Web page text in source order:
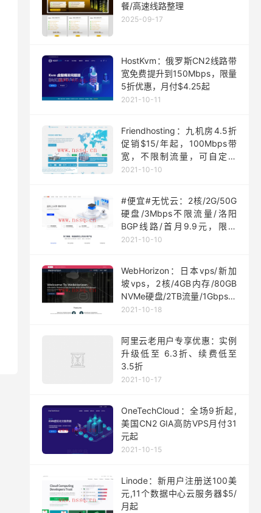
餐/高速线路整理
2025-09-17
HostKvm：俄罗斯CN2线路带
宽免费提升到150Mbps，限量
5折优惠，月付$4.25起
2021-10-11
Friendhosting：九机房4.5折
促销$15/年起，100Mbps带
宽，不限制流量，可自定义
ISO
2021-10-10
#便宜#无忧云：2核/2G/50G
硬盘/3Mbps不限流量/洛阳
BGP线路/首月9.9元，限量
200台
2021-10-10
WebHorizon：日本vps/新加
坡vps，2核/4GB内存/80GB
NVMe硬盘/2TB流量/1Gbps端
口，$5/月起
2021-10-18
阿里云老用户专享优惠：实例
升级低至 6.3折、续费低至
3.5折
2021-10-17
OneTechCloud：全场9折起,
美国CN2 GIA高防VPS月付31
元起
2021-10-15
Linode：新用户注册送100美
元,11个数据中心云服务器$5/
月起